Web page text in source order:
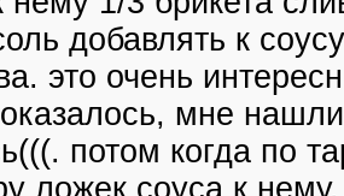
добавлять к
это очень
мне
потом когда по
ложек соуса к